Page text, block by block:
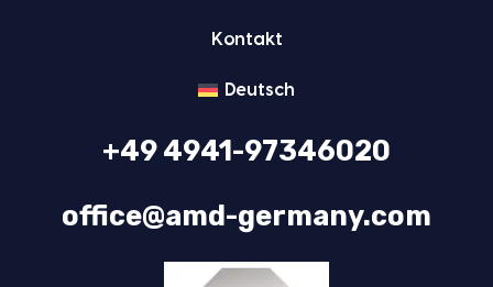
Kon­takt
Deutsch
+49 4941-97346020
office@amd-germany.com